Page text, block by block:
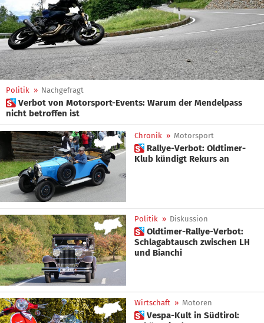
Politik » Nachgefragt
 Verbot von Motorsport-Events: Warum der Mendelpass
nicht betroffen ist
Chronik » Motorsport
 Rallye-Verbot: Oldtimer-
Klub kündigt Rekurs an
Politik » Diskussion
 Oldtimer-Rallye-Verbot:
Schlagabtausch zwischen LH
und Bianchi
Wirtschaft » Motoren
 Vespa-Kult in Südtirol: